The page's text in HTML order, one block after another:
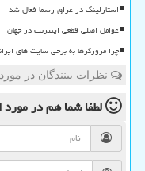
استارلینک در عراق رسما فعال شد
عوامل اصلی قطعی اینترنت در جهان
چرا مرورگرها به برخی سایت های
نظرات بینندگان در
لطفا شما همدر